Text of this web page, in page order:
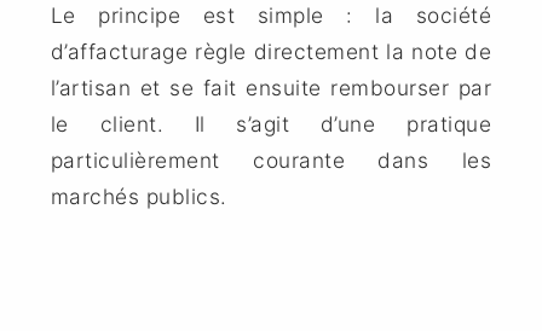
Le principe est simple : la société
d’affacturage règle directement la note de
l’artisan et se fait ensuite rembourser par
le client. Il s’agit d’une pratique
particulièrement courante dans les
marchés publics.